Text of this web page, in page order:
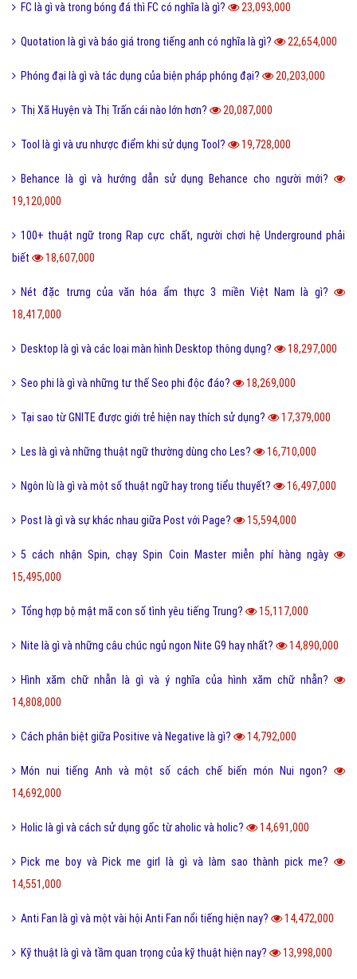
FC là gì và trong bóng đá thì FC có nghĩa là gì? 23,093,000
Quotation là gì và báo giá trong tiếng anh có nghĩa là gì? 22,654,000
Phóng đại là gì và tác dụng của biện pháp phóng đại? 20,203,000
Thị Xã Huyện và Thị Trấn cái nào lớn hơn? 20,087,000
Tool là gì và ưu nhược điểm khi sử dụng Tool? 19,728,000
Behance là gì và hướng dẫn sử dụng Behance cho người mới?
19,120,000
100+ thuật ngữ trong Rap cực chất, người chơi hệ Underground phải
biết
18,607,000
Nét đặc trưng của văn hóa ẩm thực 3 miền Việt Nam là gì?
18,417,000
Desktop là gì và các loại màn hình Desktop thông dụng? 18,297,000
Seo phi là gì và những tư thế Seo phi độc đáo? 18,269,000
Tại sao từ GNITE được giới trẻ hiện nay thích sử dụng? 17,379,000
Les là gì và những thuật ngữ thường dùng cho Les? 16,710,000
Ngôn lù là gì và một số thuật ngữ hay trong tiểu thuyết? 16,497,000
Post là gì và sự khác nhau giữa Post với Page? 15,594,000
5 cách nhận Spin, chạy Spin Coin Master miễn phí hàng ngày
15,495,000
Tổng hợp bộ mật mã con số tình yêu tiếng Trung? 15,117,000
Nite là gì và những câu chúc ngủ ngon Nite G9 hay nhất? 14,890,000
Hình xăm chữ nhẫn là gì và ý nghĩa của hình xăm chữ nhẫn?
14,808,000
Cách phân biệt giữa Positive và Negative là gì? 14,792,000
Món nui tiếng Anh và một số cách chế biến món Nui ngon?
14,692,000
Holic là gì và cách sử dụng gốc từ aholic và holic? 14,691,000
Pick me boy và Pick me girl là gì và làm sao thành pick me?
14,551,000
Anti Fan là gì và một vài hội Anti Fan nổi tiếng hiện nay? 14,472,000
Kỹ thuật là gì và tầm quan trọng của kỹ thuật hiện nay? 13,998,000